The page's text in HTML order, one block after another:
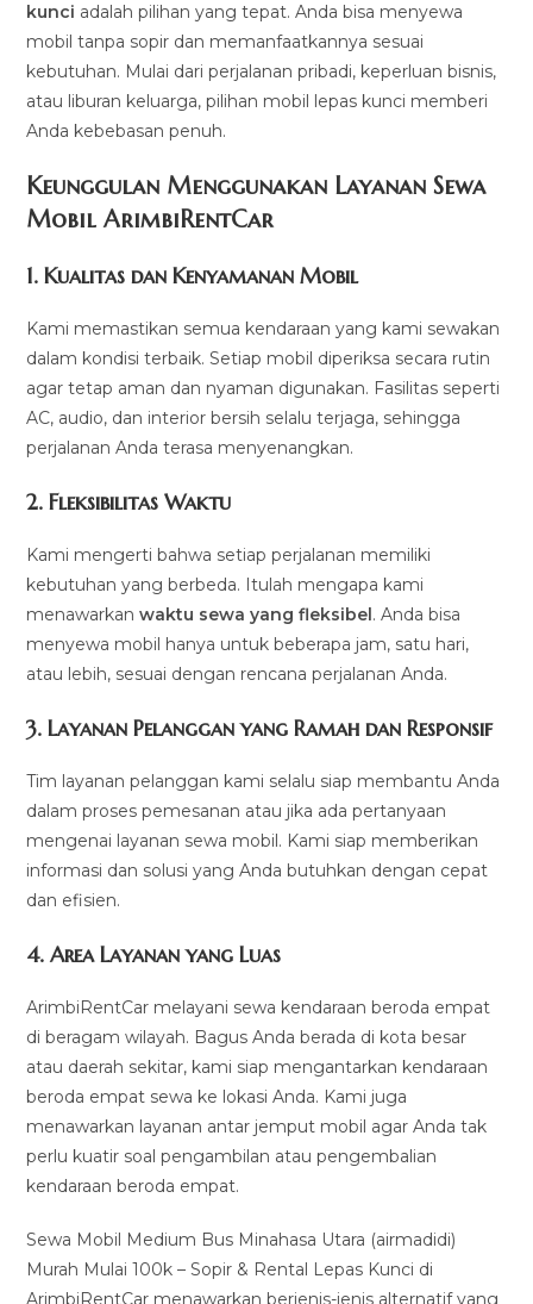
kunci adalah pilihan yang tepat. Anda bisa menyewa
mobil tanpa sopir dan memanfaatkannya sesuai
kebutuhan. Mulai dari perjalanan pribadi, keperluan bisnis,
atau liburan keluarga, pilihan mobil lepas kunci memberi
Anda kebebasan penuh.
Keunggulan Menggunakan Layanan Sewa
Mobil ArimbiRentCar
1.Kualitas dan Kenyamanan Mobil
Kami memastikan semua kendaraan yang kami sewakan
dalam kondisi terbaik. Setiap mobil diperiksa secara rutin
agar tetap aman dan nyaman digunakan. Fasilitas seperti
AC, audio, dan interior bersih selalu terjaga, sehingga
perjalanan Anda terasa menyenangkan.
2.Fleksibilitas Waktu
Kami mengerti bahwa setiap perjalanan memiliki
kebutuhan yang berbeda. Itulah mengapa kami
menawarkanwaktu sewa yang fleksibel. Anda bisa
menyewa mobil hanya untuk beberapa jam, satu hari,
atau lebih, sesuai dengan rencana perjalanan Anda.
3.Layanan Pelanggan yang Ramah dan Responsif
Tim layanan pelanggan kami selalu siap membantu Anda
dalam proses pemesanan atau jika ada pertanyaan
mengenai layanan sewa mobil. Kami siap memberikan
informasi dan solusi yang Anda butuhkan dengan cepat
dan efisien.
4.Area Layanan yang Luas
ArimbiRentCar melayani sewa kendaraan beroda empat
di beragam wilayah. Bagus Anda berada di kota besar
atau daerah sekitar, kami siap mengantarkan kendaraan
beroda empat sewa ke lokasi Anda. Kami juga
menawarkan layanan antar jemput mobil agar Anda tak
perlu kuatir soal pengambilan atau pengembalian
kendaraan beroda empat.
Sewa Mobil Medium Bus Minahasa Utara (airmadidi)
Murah Mulai 100k – Sopir & Rental Lepas Kunci di
ArimbiRentCar menawarkan berjenis-jenis alternatif yang